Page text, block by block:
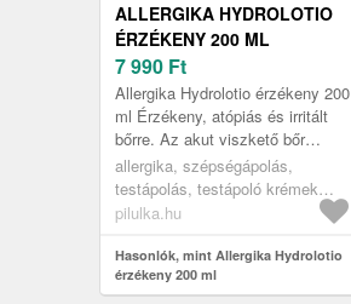
ALLERGIKA HYDROLOTIO
ÉRZÉKENY 200 ML
7 990 Ft
Allergika Hydrolotio érzékeny 200
ml Érzékeny, atópiás és irritált
bőrre. Az akut viszkető bőr
alapkezelése 2% félig -
panokanollal.
allergika, szépségápolás,
testápolás, testápoló krémek
tejek és balzsamok, testápoló
érzékeny bőr
pilulka.hu
Hasonlók, mint Allergika Hydrolotio
érzékeny 200 ml